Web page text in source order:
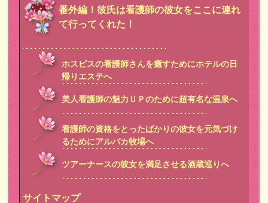
番外編！彼氏は看護師の彼女をここに連れ
て行ってくれた！
ホスピスの看護師さんを癒すためにホテルの日
帰りエステへ
美人看護師の魅力ＵＰのために超有名な温泉へ
看護師の資格をとったばかりの彼女を元気づけ
るためにアルパカ牧場へ
ツアーナースの彼女を満足させる酒蔵巡りへ
サイトマップ